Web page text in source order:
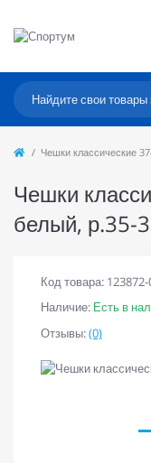
Чешки классические
Чешки
белый, р.35-
Код товара: 123872-
Наличие: Есть в
Отзывы:(0)